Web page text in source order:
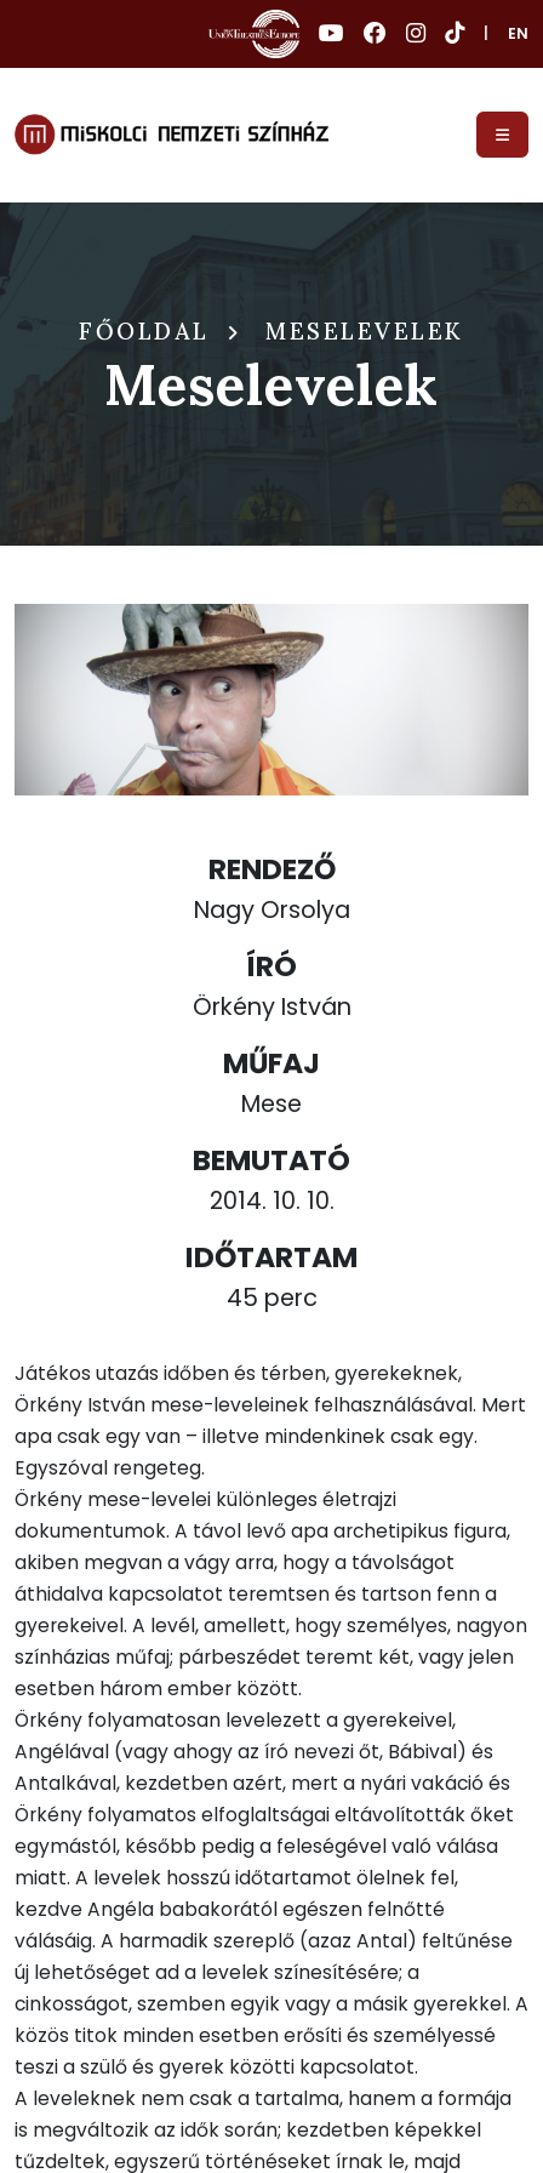
EN
FŐOLDAL MESELEVELEK
Meselevelek
RENDEZŐ
Nagy Orsolya
ÍRÓ
Örkény István
MŰFAJ
Mese
BEMUTATÓ
2014. 10. 10.
IDŐTARTAM
45 perc
Játékos utazás időben és térben, gyerekeknek,
Örkény István mese-leveleinek felhasználásával. Mert
apa csak egy van – illetve mindenkinek csak egy.
Egyszóval rengeteg.
Örkény mese-levelei különleges életrajzi
dokumentumok. A távol levő apa archetipikus figura,
akiben megvan a vágy arra, hogy a távolságot
áthidalva kapcsolatot teremtsen és tartson fenn a
gyerekeivel. A levél, amellett, hogy személyes, nagyon
színházias műfaj; párbeszédet teremt két, vagy jelen
esetben három ember között.
Örkény folyamatosan levelezett a gyerekeivel,
Angélával (vagy ahogy az író nevezi őt, Bábival) és
Antalkával, kezdetben azért, mert a nyári vakáció és
Örkény folyamatos elfoglaltságai eltávolították őket
egymástól, később pedig a feleségével való válása
miatt. A levelek hosszú időtartamot ölelnek fel,
kezdve Angéla babakorától egészen felnőtté
válásáig. A harmadik szereplő (azaz Antal) feltűnése
új lehetőséget ad a levelek színesítésére; a
cinkosságot, szemben egyik vagy a másik gyerekkel. A
közös titok minden esetben erősíti és személyessé
teszi a szülő és gyerek közötti kapcsolatot.
A leveleknek nem csak a tartalma, hanem a formája
is megváltozik az idők során; kezdetben képekkel
tűzdeltek, egyszerű történéseket írnak le, majd